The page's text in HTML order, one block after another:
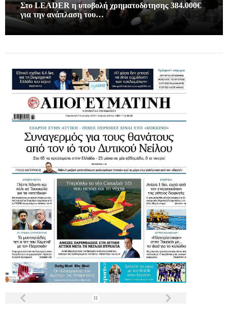
Στο LEADER η υποβολή χρηματοδοτησης 384.000€
για την ανάπλαση του…